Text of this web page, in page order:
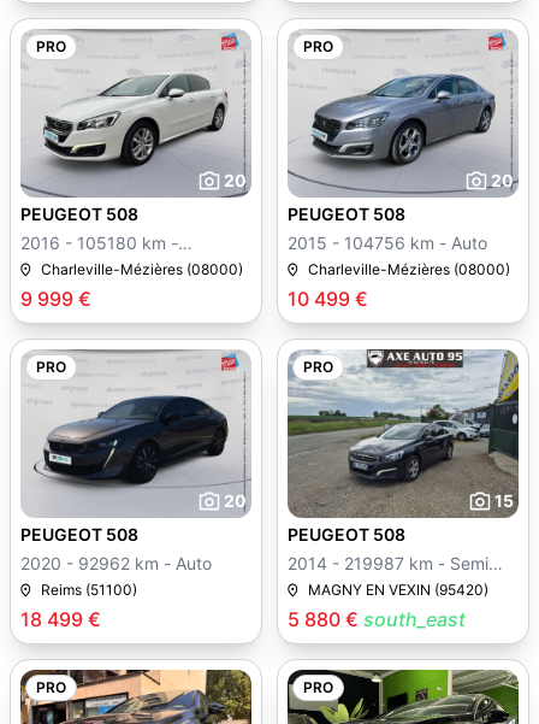
PRO
20
9 999 €
PEUGEOT 508
2016 - 105180 km -
Manuelle
Charleville-Mézières (08000)
PRO
20
10 499 €
PEUGEOT 508
2015 - 104756 km - Auto
Charleville-Mézières (08000)
PRO
20
18 499 €
PEUGEOT 508
2020 - 92962 km - Auto
Reims (51100)
PRO
15
5 880 € south_east
PEUGEOT 508
2014 - 219987 km - Semi
autoMAGNY EN VEXIN (95420)
PRO PRO